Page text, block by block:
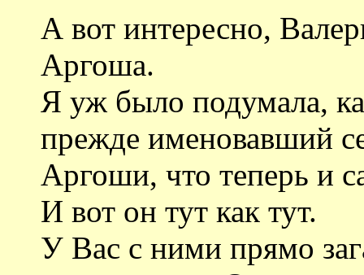
А вот интересно,
Аргоша.
Я уж было подумала,
прежде именовавший
Аргоши, что теперь и
И вот он тут как тут.
У Вас с ними прямо